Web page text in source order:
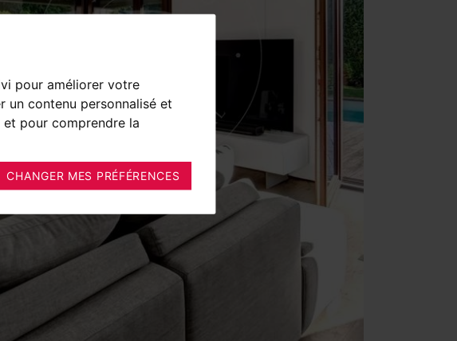
pour améliorer votre
un contenu personnalisé et
pour comprendre la
CHANGER MES PRÉFÉRENCES